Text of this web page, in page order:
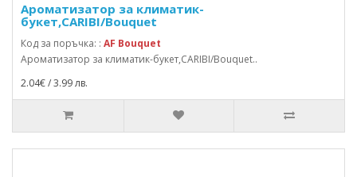
Ароматизатор за климатик-
букет,CARIBI/Bouquet
Код за поръчка: : AF Bouquet
Ароматизатор за климатик-букет,CARIBI/Bouquet..
2.04€ / 3.99 лв.